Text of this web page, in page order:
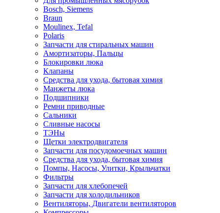
Bosch, Siemens
Braun
Moulinex, Tefal
Polaris
Запчасти для стиральных машин
Амортизаторы, Пальцы
Блокировки люка
Клапаны
Средства для ухода, бытовая химия
Манжеты люка
Подшипники
Ремни приводные
Сальники
Сливные насосы
ТЭНы
Щетки электродвигателя
Запчасти для посудомоечных машин
Средства для ухода, бытовая химия
Помпы, Насосы, Улитки, Крыльчатки
Фильтры
Запчасти для хлебопечей
Запчасти для холодильников
Вентиляторы, Двигатели вентиляторов